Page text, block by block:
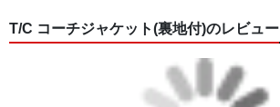
T/C コーチジャケット(裏地付)のレビュー